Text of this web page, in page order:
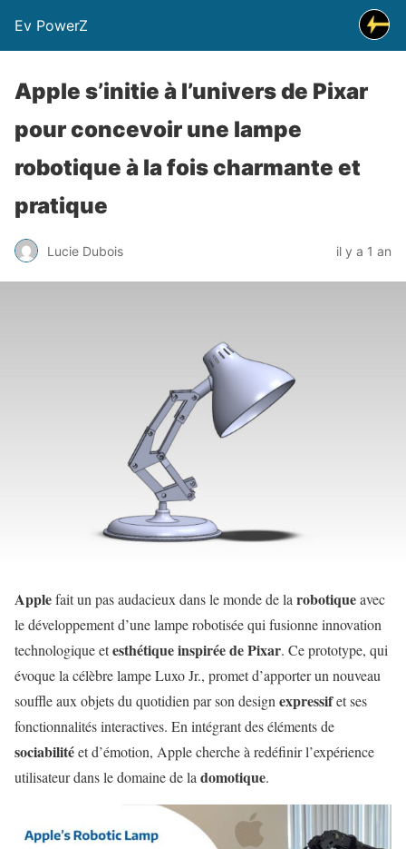
Ev PowerZ
Apple s’initie à l’univers de Pixar
pour concevoir une lampe
robotique à la fois charmante et
pratique
Lucie Dubois il y a 1 an
Applefait un pas audacieux dans le monde de la robotiqueavec
le développement d’une lampe robotisée qui fusionne innovation
technologique etesthétique inspirée de Pixar. Ce prototype, qui
évoque la célèbre lampe Luxo Jr., promet d’apporter un nouveau
souffle aux objets du quotidien par son design expressifet ses
fonctionnalités interactives. En intégrant des éléments de
sociabilitéet d’émotion, Apple cherche à redéfinir l’expérience
utilisateur dans le domaine de la domotique.